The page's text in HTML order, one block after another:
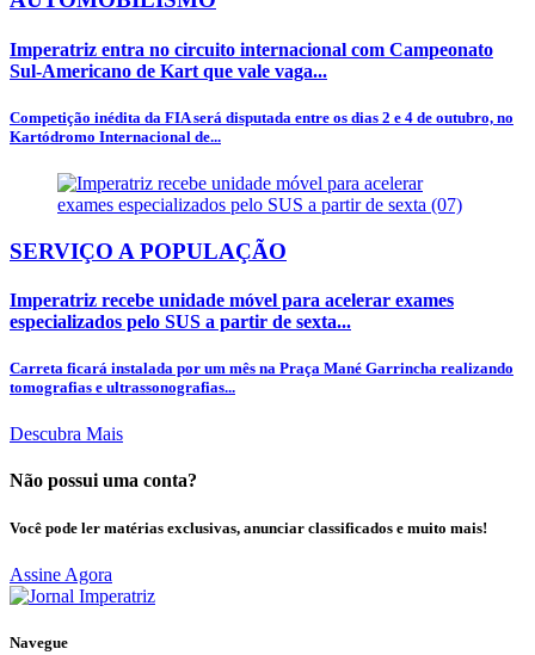
Imperatriz entra no circuito internacional com Campeonato
Sul-Americano de Kart que vale vaga...
Competição inédita da FIA será disputada entre os dias 2 e 4 de outubro, no
Kartódromo Internacional de...
SERVIÇO A POPULAÇÃO
Imperatriz recebe unidade móvel para acelerar exames
especializados pelo SUS a partir de sexta...
Carreta ficará instalada por um mês na Praça Mané Garrincha realizando
tomografias e ultrassonografias...
Descubra Mais
Não possui uma conta?
Você pode ler matérias exclusivas, anunciar classificados e muito mais!
Assine Agora
Navegue